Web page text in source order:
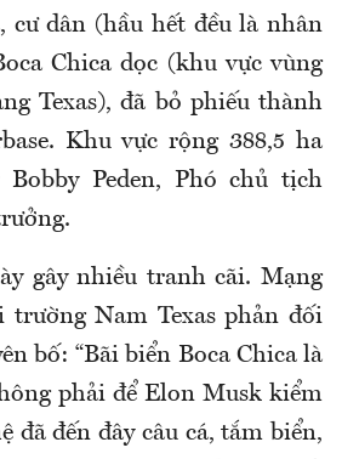
cư dân (hầu hết đều là nhân
Chica dọc (khu vực vùng
Texas), đã bỏ phiếu thành
Khu vực rộng 388,5 ha
Peden, Phó chủ tịch
gây nhiều tranh cãi. Mạng
Nam Texas phản đối
bố: “Bãi biển Boca Chica là
phải để Elon Musk kiểm
đã đến đây câu cá, tắm biển,